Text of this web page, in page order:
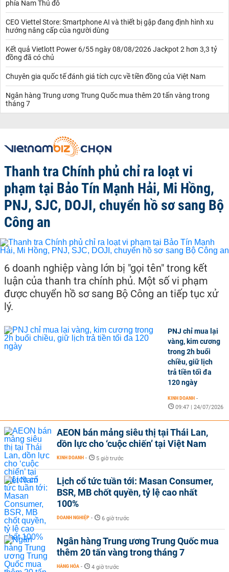
phía Nam Thủ đô
CEO Viettel Store: Smartphone AI và thiết bị gập đang định hình xu
hướng nâng cấp của người dùng
Kết quả Vietlott Power 6/55 ngày 08/08/2026 Jackpot 2 hơn 3,3 tỷ
đồng đã có chủ
Chuyên gia quốc tế đánh giá tích cực về tiền đồng của Việt Nam
Ngân hàng Trung ương Trung Quốc mua thêm 20 tấn vàng trong
tháng 7
Thanh tra Chính phủ chỉ ra loạt vi
phạm tại Bảo Tín Mạnh Hải, Mi Hồng,
PNJ, SJC, DOJI, chuyển hồ sơ sang Bộ
Công an
6 doanh nghiệp vàng lớn bị "gọi tên" trong kết
luận của thanh tra chính phủ. Một số vi phạm
được chuyển hồ sơ sang Bộ Công an tiếp tục xử
lý.
PNJ chỉ mua lại
vàng, kim cương
trong 2h buổi
chiều, giữ lịch
trả tiền tối đa
120 ngày
KINH DOANH -
09:47 | 24/07/2026
AEON bán mảng siêu thị tại Thái Lan,
dồn lực cho ‘cuộc chiến’ tại Việt Nam
KINH DOANH - 5 giờ trước
Lịch cổ tức tuần tới: Masan Consumer,
BSR, MB chốt quyền, tỷ lệ cao nhất
100%
DOANH NGHIỆP - 6 giờ trước
Ngân hàng Trung ương Trung Quốc mua
thêm 20 tấn vàng trong tháng 7
HÀNG HÓA - 4 giờ trước